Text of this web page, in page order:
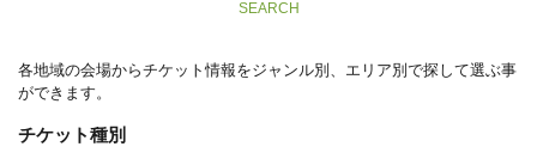
SEARCH
各地域の会場からチケット情報をジャンル別、エリア別で探して選ぶ事
ができます。
チケット種別